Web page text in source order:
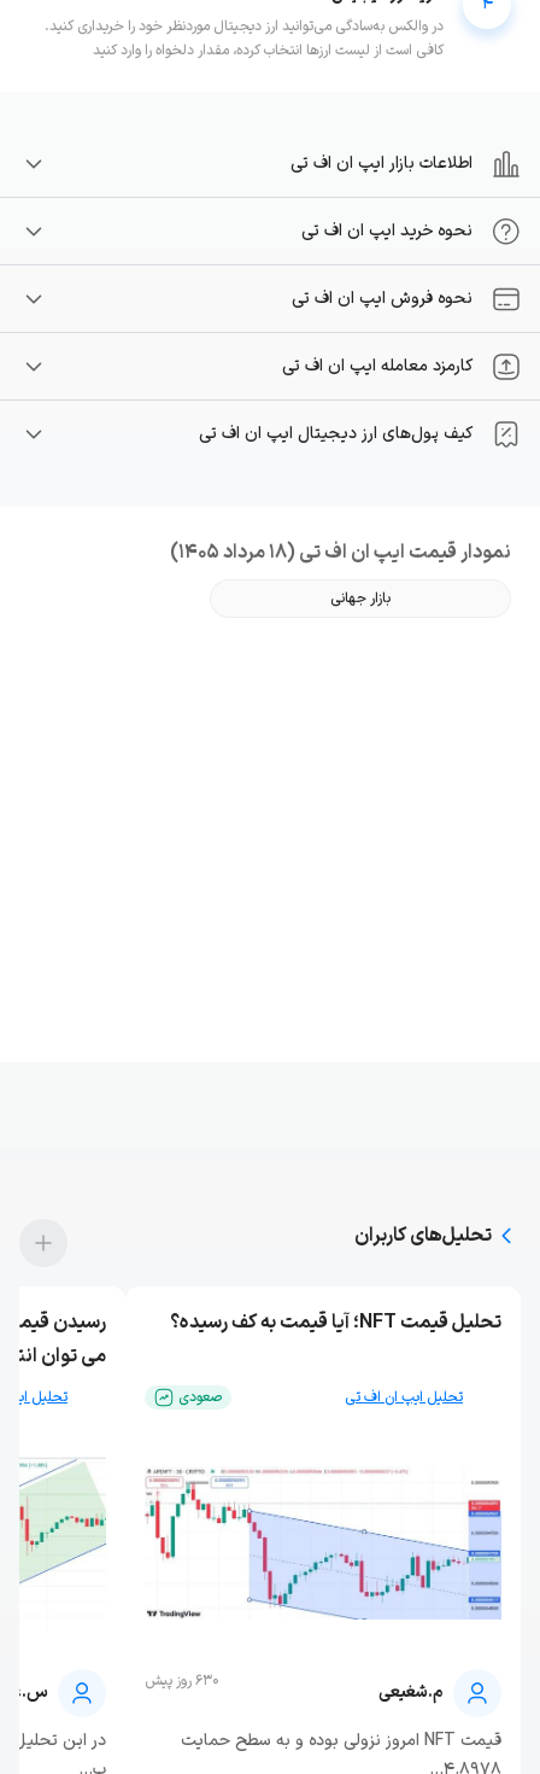
در والکس به‌سادگی می‌توانید ارز دیجیتال موردنظر خود را خریداری کنید.
کافی است از لیست ارزها انتخاب کرده، مقدار دلخواه را وارد کنید
اطلاعات بازار ایپ ان اف تی
نحوه خرید ایپ ان اف تی
نحوه فروش ایپ ان اف تی
کارمزد معامله ایپ ان اف تی
کیف پول‌های ارز دیجیتال ایپ ان اف تی
نمودار قیمت ایپ ان اف تی (18 مرداد 1405)
بازار جهانی
تحلیل‌های کاربران
تحلیل قیمت NFT؛ آیا قیمت به کف رسیده؟
تحلیل ایپ ان اف تی صعودی
م.شغیعی 630 روز پیش
قیمت NFT امروز نزولی بوده و به سطح حمایت
می توان
تحلیل ایپ